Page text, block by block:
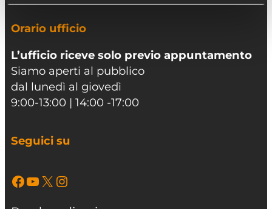
Orario ufficio
L’ufficio riceve solo previo appuntamento
Siamo aperti al pubblico
dal lunedì al giovedì
9:00-13:00 | 14:00 -17:00
Seguici su
Facebook YouTube X Instagram